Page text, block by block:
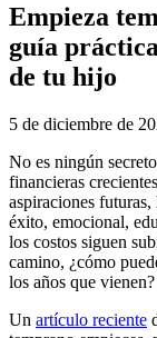
Empieza
guía
de tu hijo
5 de diciembre de
No es ningún
financieras
aspiraciones futuras,
éxito, emocional,
los costos siguen
camino, ¿cómo
los años que vienen?
Un artículo reciente